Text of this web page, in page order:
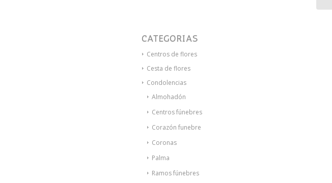
CATEGORÍAS
Centros de flores
Cesta de flores
Condolencias
Almohadón
Centros fúnebres
Corazón funebre
Coronas
Palma
Ramos fúnebres